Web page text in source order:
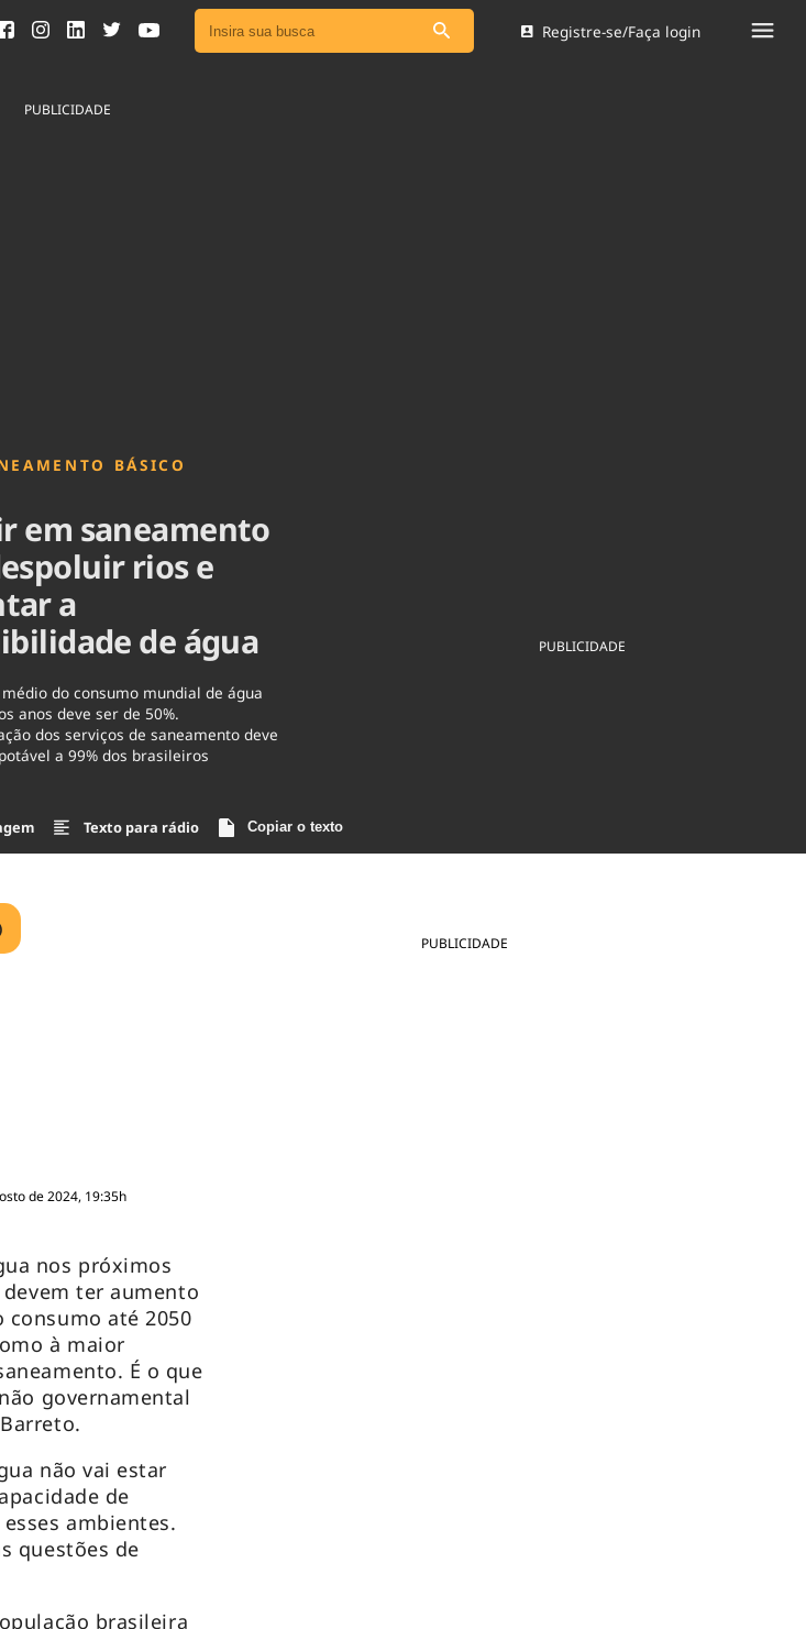
Ver todas as notícias
Agronegócios
Brasil
Comportamento
Registre-se/Faça login
PUBLICIDADE
BÁSICO
em saneamento
rios e
a
de água
do consumo mundial de água
anos deve ser de 50%.
dos serviços de saneamento deve
a 99% dos brasileiros
Texto para rádio Copiar o texto
PUBLICIDADE
PUBLICIDADE
de 2024, 19:35h
nos próximos
devem ter aumento
consumo até 2050
à maior
É o que
governamental
não vai estar
de
ambientes.
questões de
brasileira